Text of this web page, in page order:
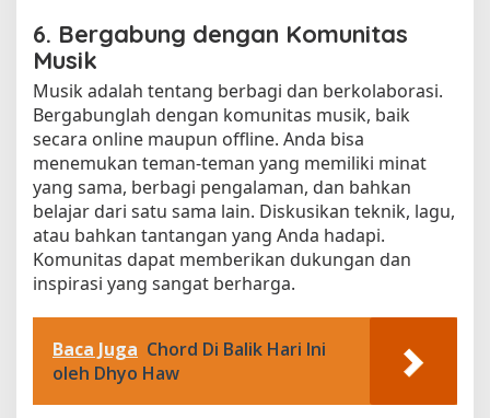
6. Bergabung dengan Komunitas
Musik
Musik adalah tentang berbagi dan berkolaborasi.
Bergabunglah dengan komunitas musik, baik
secara online maupun offline. Anda bisa
menemukan teman-teman yang memiliki minat
yang sama, berbagi pengalaman, dan bahkan
belajar dari satu sama lain. Diskusikan teknik, lagu,
atau bahkan tantangan yang Anda hadapi.
Komunitas dapat memberikan dukungan dan
inspirasi yang sangat berharga.
Baca Juga Chord Di Balik Hari Ini
oleh Dhyo Haw